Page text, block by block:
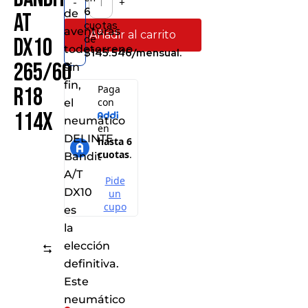
AT
DX10
265/60
R18
114X
Añadir al carrito
Comparar
6
cuotas
de
$145.546/mensual.
de
aventuras
todoterreno
sin
fin,
el
neumático
DELINTE
Bandit
A/T
DX10
es
la
elección
definitiva.
Este
neumático